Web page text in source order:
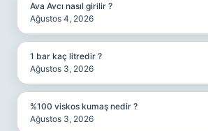
Ava Avcı nasıl girilir ?
Ağustos 4, 2026
1 bar kaç litredir ?
Ağustos 3, 2026
%100 viskos kumaş nedir ?
Ağustos 3, 2026